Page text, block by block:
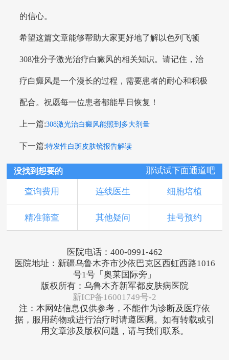
的信心。
希望这篇文章能够帮助大家更好地了解以色列飞顿
308准分子激光治疗白癜风的相关知识。请记住，治
疗白癜风是一个漫长的过程，需要患者的耐心和积极
配合。祝愿每一位患者都能早日恢复！
上一篇:308激光治白癜风能照到多大剂量
下一篇:特发性白斑皮肤镜报告解读
没找到想要的 那试试下面通道吧
查询费用 连线医生 细胞培植
精准筛查 其他疑问 挂号预约
医院电话：400-0991-462
医院地址：新疆乌鲁木齐市沙依巴克区西虹西路1016
号1号「奥莱国际旁」
版权所有：乌鲁木齐新军都皮肤病医院
新ICP备16001749号-2
注：本网站信息仅供参考，不能作为诊断及医疗依
据，服用药物或进行治疗时请遵医嘱。如有转载或引
用文章涉及版权问题，请与我们联系。